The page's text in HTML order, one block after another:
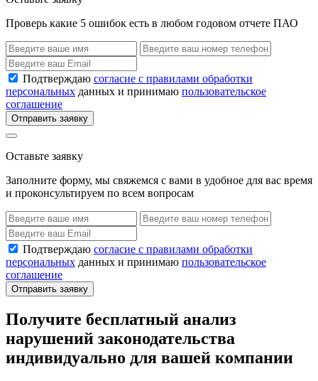
Проверь какие 5 ошибок есть в любом годовом отчете ПАО
Подтверждаю согласие с правилами обработки
персональных данных и принимаю пользовательское
соглашение
Отправить заявку
Оставьте заявку
Заполните форму, мы свяжемся с вами в удобное для вас время
и проконсультируем по всем вопросам
Подтверждаю согласие с правилами обработки
персональных данных и принимаю пользовательское
соглашение
Отправить заявку
Получите бесплатный анализ
нарушений законодательства
индивидуально для вашей компании